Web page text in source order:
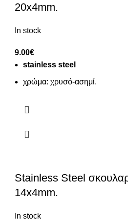
20x4mm.
In stock
9.00€
stainless steel
χρώμα: χρυσό-ασημί.
Stainless Steel
14x4mm.
In stock